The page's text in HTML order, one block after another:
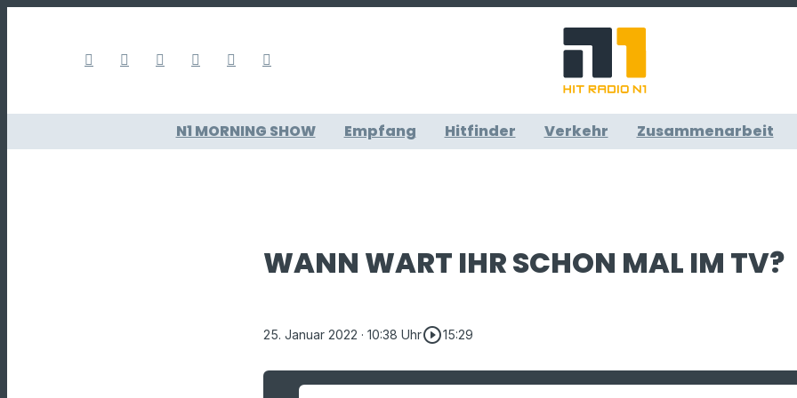
N1 MORNING SHOW Empfang Hitfinder Verkehr Zusammenarbeit
WANN WART IHR SCHON MAL IM TV?
25. Januar 2022 · 10:38 Uhrplay_circle_outline15:29